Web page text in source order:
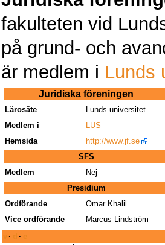
fakulteten vid
på grund- och
är medlem i Lunds
Juridiska föreningen
Lärosäte
Lunds universitet
Medlem i
LUS
Hemsida
http://www.jf.se
SFS
Medlem
Nej
Presidium
Ordförande
Omar Khalil
Vice ordförande
Marcus Lindström
· ·